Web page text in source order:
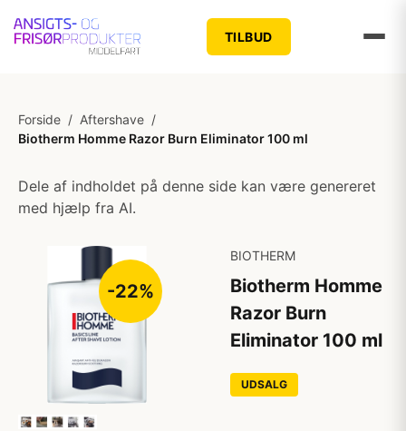
TILBUD
Forside / Aftershave /
Biotherm Homme Razor Burn Eliminator 100 ml
Dele af indholdet på denne side kan være genereret
med hjælp fra AI.
-22%
BIOTHERM
Biotherm Homme
Razor Burn
Eliminator 100 ml
UDSALG